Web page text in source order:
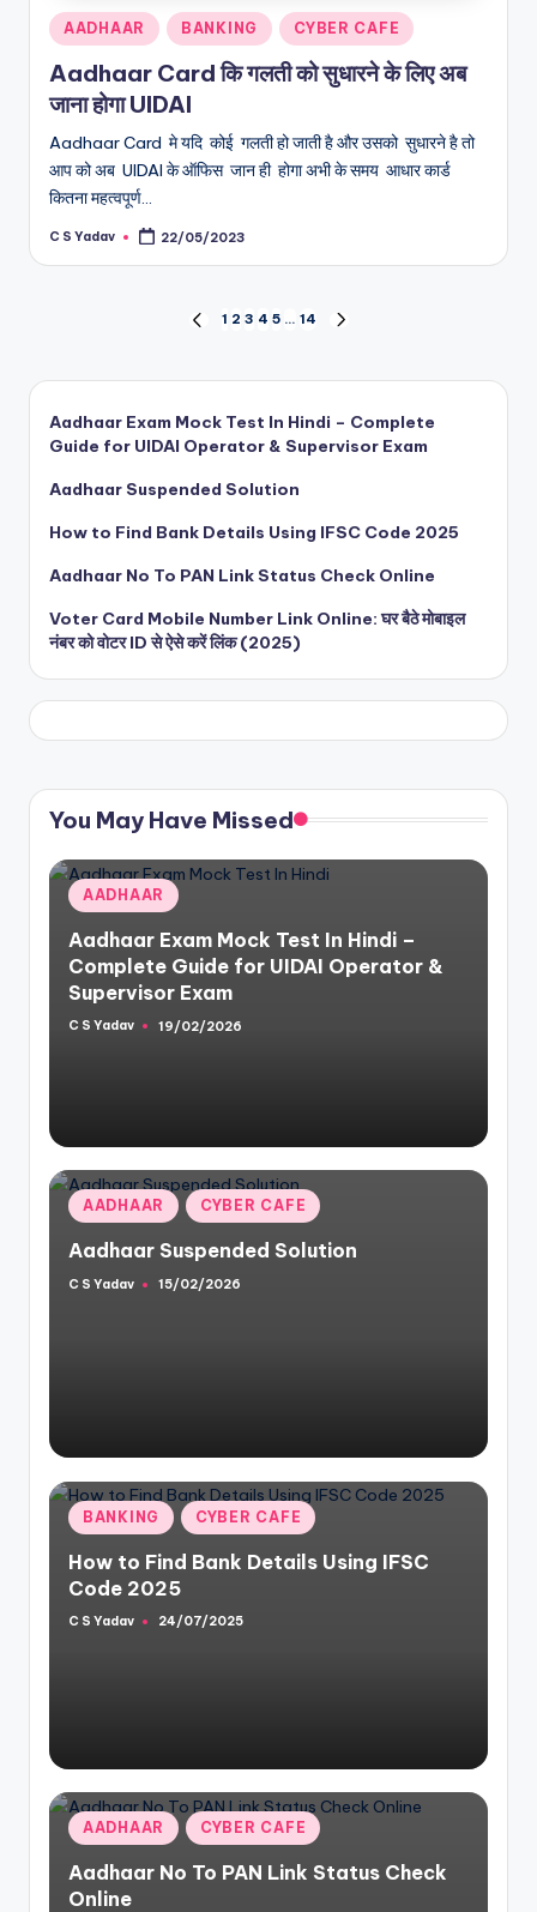
Posted
in
AADHAAR BANKING CYBER CAFE
Aadhaar Card कि गलती को सुधारने के लिए अब
जाना होगा UIDAI
Aadhaar Card मे यदि कोई गलती हो जाती है और उसको सुधारने है तो
आप को अब UIDAI के ऑफिस जान ही होगा अभी के समय आधार कार्ड
कितना महत्वपूर्ण…
Posted
C S Yadav 22/05/2023
pagination
PREVIOUS
1 2 3 4 5 … 14
Aadhaar Exam Mock Test In Hindi – Complete
Guide for UIDAI Operator & Supervisor Exam
Aadhaar Suspended Solution
How to Find Bank Details Using IFSC Code 2025
Aadhaar No To PAN Link Status Check Online
Voter Card Mobile Number Link Online: घर बैठे मोबाइल
नंबर को वोटर ID से ऐसे करें लिंक (2025)
You May Have Missed
Posted
in
AADHAAR
Aadhaar Exam Mock Test In Hindi –
Complete Guide for UIDAI Operator &
Supervisor Exam
Posted
C S Yadav 19/02/2026
Posted
in
AADHAAR CYBER CAFE
Aadhaar Suspended Solution
Posted
C S Yadav 15/02/2026
Posted
in
BANKING CYBER CAFE
How to Find Bank Details Using IFSC
Code 2025
Posted
C S Yadav 24/07/2025
Posted
in
AADHAAR CYBER CAFE
Aadhaar No To PAN Link Status Check
Online